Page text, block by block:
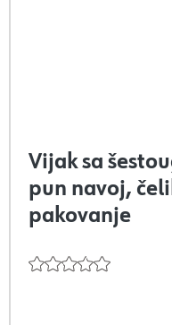
Vijak sa
pun navoj,
pakovanje